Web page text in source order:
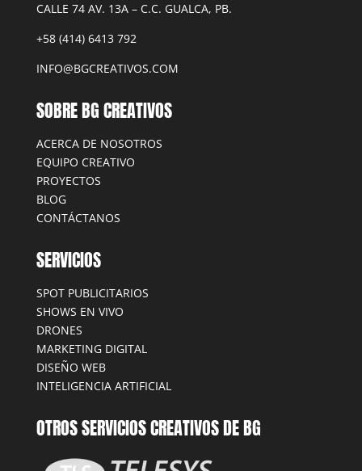
CALLE 74 AV. 13A – C.C. GUALCA, PB.
+58 (414) 6413 792
INFO@BGCREATIVOS.COM
SOBRE BG CREATIVOS
ACERCA DE NOSOTROS
EQUIPO CREATIVO
PROYECTOS
BLOG
CONTÁCTANOS
SERVICIOS
SPOT PUBLICITARIOS
SHOWS EN VIVO
DRONES
MARKETING DIGITAL
DISEÑO WEB
INTELIGENCIA ARTIFICIAL
OTROS SERVICIOS CREATIVOS DE BG